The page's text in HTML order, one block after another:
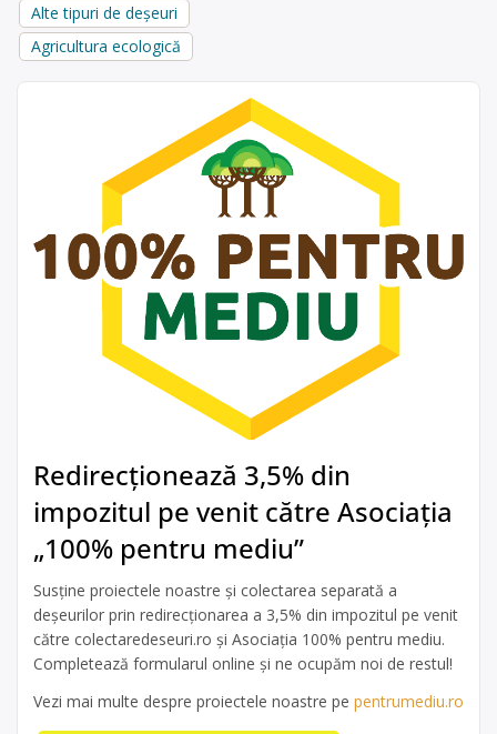
Alte tipuri de deșeuri
Agricultura ecologică
Redirecționează 3,5% din
impozitul pe venit către Asociația
„100% pentru mediu”
Susține proiectele noastre și colectarea separată a
deșeurilor prin redirecționarea a 3,5% din impozitul pe venit
către colectaredeseuri.ro și Asociația 100% pentru mediu.
Completează formularul online și ne ocupăm noi de restul!
Vezi mai multe despre proiectele noastre pe pentrumediu.ro